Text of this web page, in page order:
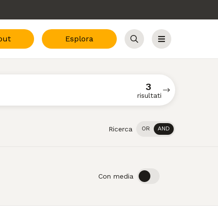
Esplora
Cerca Menu
3
risultati
Ricerca OR AND
Con media OFF